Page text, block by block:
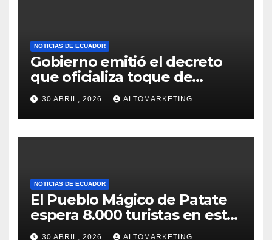
NOTICIAS DE ECUADOR
Gobierno emitió el decreto
que oficializa toque de
queda desde el 3 de mayo
30 ABRIL, 2026 ALTOMARKETING
NOTICIAS DE ECUADOR
El Pueblo Mágico de Patate
espera 8.000 turistas en este
feriado: estos son sus
30 ABRIL, 2026 ALTOMARKETING